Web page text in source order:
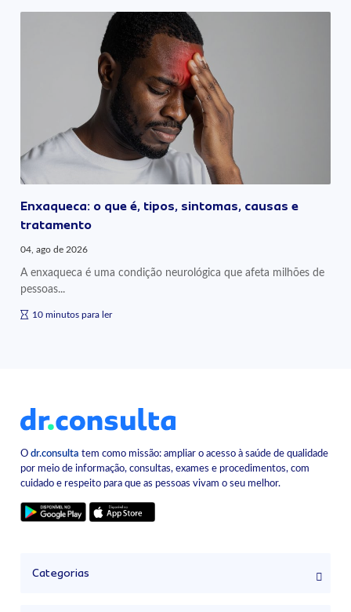
Enxaqueca: o que é, tipos, sintomas, causas e
tratamento
04, ago de 2026
A enxaqueca é uma condição neurológica que afeta milhões de
pessoas...
10 minutos para ler
Odr.consulta tem como missão: ampliar o acesso à saúde de qualidade
por meio de informação, consultas, exames e procedimentos, com
cuidado e respeito para que as pessoas vivam o seu melhor.
Categorias